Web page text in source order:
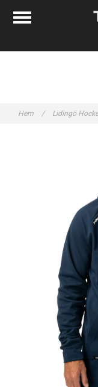
Hem / Lidingö